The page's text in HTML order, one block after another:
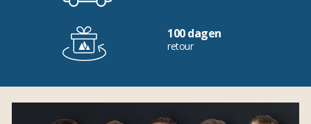
100 dagen
retour